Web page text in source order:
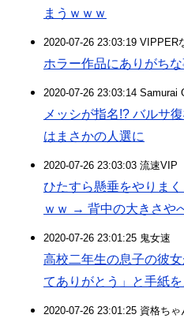
まうｗｗｗ
2020-07-26 23:03:19 VIPPER
ホラー作品にありがち
2020-07-26 23:03:14 Samurai
メッシが指名!? バルサ
はまさかの人選に
2020-07-26 23:03:03 流速VIP
ひたすら懸垂をやりま
ｗｗ → 背中の大きさや
2020-07-26 23:01:25 鬼女速
高校二年生の息子の彼
てありがとう」と手紙
2020-07-26 23:01:25 資格ちゃ